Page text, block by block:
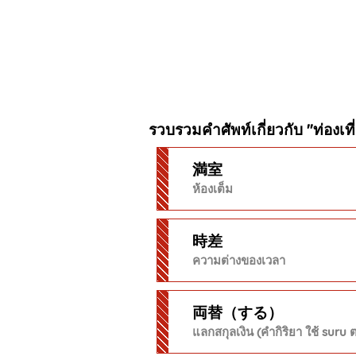
รวบรวมคำศัพท์เกี่ยวกับ "ท่องเ
満室
ห้องเต็ม
時差
ความต่างของเวลา
両替（する）
แลกสกุลเงิน (คำกิริยา ใช้ suru